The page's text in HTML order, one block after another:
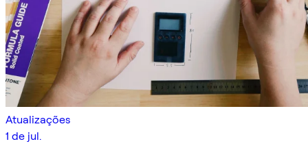
Atualizações
1 de jul.